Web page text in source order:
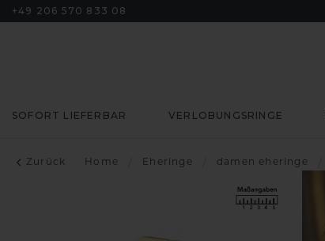
+49 206 570 833 08
SOFORT LIEFERBAR VERLOBUNGSRINGE
Zurück Home Eheringe damen eheringe